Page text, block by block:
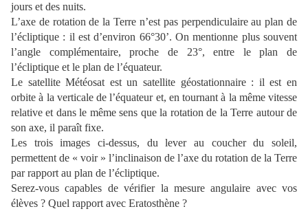
jours et des nuits.
L’axe de rotation de la Terre n’est pas perpendiculaire au plan de
l’écliptique : il est d’environ 66°30’. On mentionne plus souvent
l’angle complémentaire, proche de 23°, entre le plan de
l’écliptique et le plan de l’équateur.
Le satellite Météosat est un satellite géostationnaire : il est en
orbite à la verticale de l’équateur et, en tournant à la même vitesse
relative et dans le même sens que la rotation de la Terre autour de
son axe, il paraît fixe.
Les trois images ci-dessus, du lever au coucher du soleil,
permettent de « voir » l’inclinaison de l’axe du rotation de la Terre
par rapport au plan de l’écliptique.
Serez-vous capables de vérifier la mesure angulaire avec vos
élèves ? Quel rapport avec Eratosthène ?